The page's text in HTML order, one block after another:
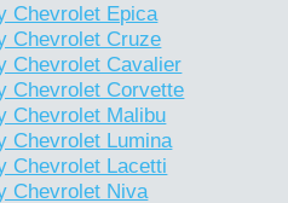
Chevrolet Epica
Chevrolet Cruze
Chevrolet Cavalier
Chevrolet Corvette
Chevrolet Malibu
Chevrolet Lumina
Chevrolet Lacetti
Chevrolet Niva